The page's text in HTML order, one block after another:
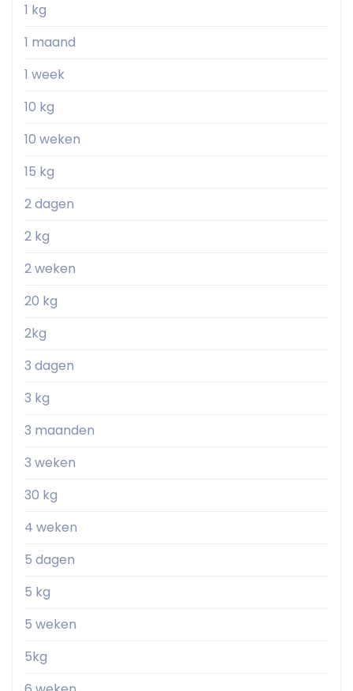
1 kg
1 maand
1 week
10 kg
10 weken
15 kg
2 dagen
2 kg
2 weken
20 kg
2kg
3 dagen
3 kg
3 maanden
3 weken
30 kg
4 weken
5 dagen
5 kg
5 weken
5kg